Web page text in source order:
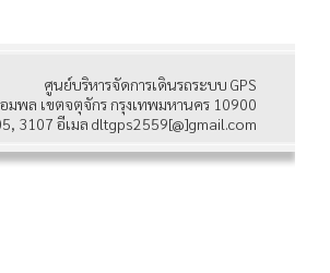
ศูนย์บริหารจัดการเดินรถระบบ GPS
พล เขตจตุจักร กรุงเทพมหานคร 10900
3107 อีเมล dltgps2559[@]gmail.com